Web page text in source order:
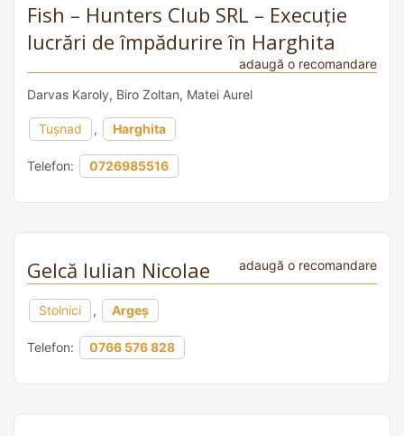
Fish – Hunters Club SRL – Execuție
lucrări de împădurire în Harghita
adaugă o recomandare
Darvas Karoly, Biro Zoltan, Matei Aurel
Tușnad , Harghita
Telefon: 0726985516
Gelcă Iulian Nicolae adaugă o recomandare
Stolnici , Argeș
Telefon: 0766 576 828